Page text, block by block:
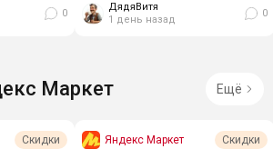
0
хромированная,...
ДядяВитя
1 день назад
0
Маркет Ещё
Скидки Яндекс Маркет Скидки